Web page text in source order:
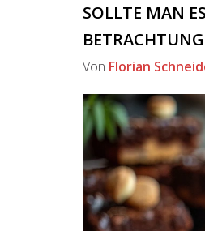
SOLLTE MAN
BETRACHTUNG
Von Florian